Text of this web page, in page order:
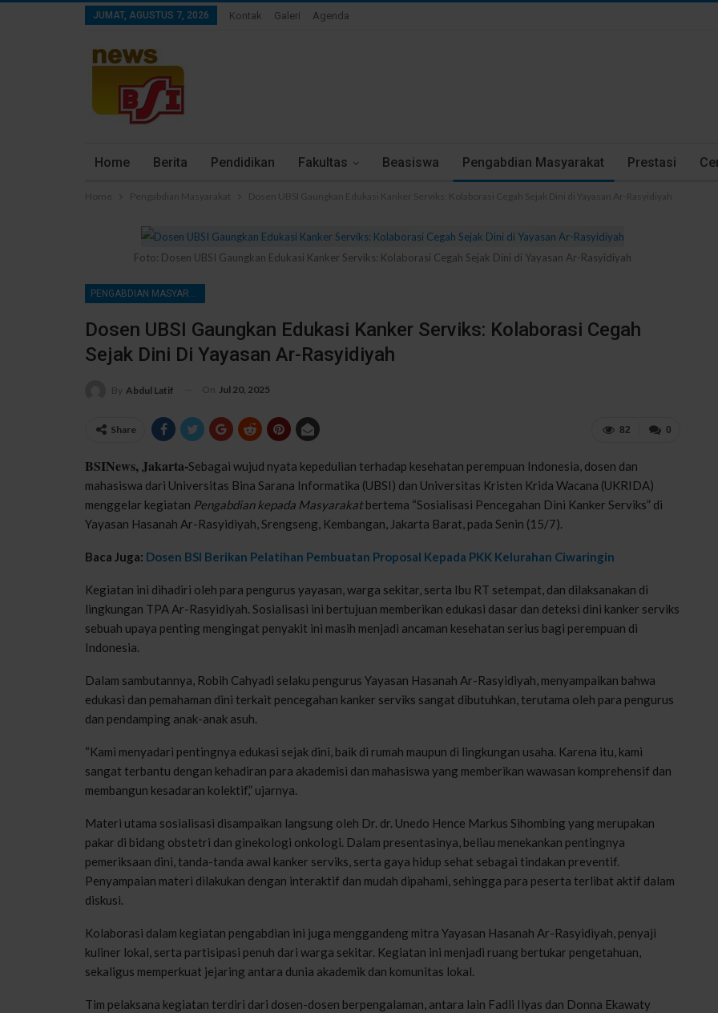
JUMAT, AGUSTUS 7, 2026 Kontak Galeri Agenda
Home Berita Pendidikan Fakultas Beasiswa Pengabdian Masyarakat Prestasi
Home Pengabdian Masyarakat Dosen UBSI Gaungkan Edukasi Kanker Serviks: Kolaborasi Cegah Sejak Dini di Yayasan Ar-Rasyidiyah
Foto: Dosen UBSI Gaungkan Edukasi Kanker Serviks: Kolaborasi Cegah Sejak Dini di Yayasan Ar-Rasyidiyah
Dosen UBSI Gaungkan Edukasi Kanker Serviks: Kolaborasi Cegah
Sejak Dini Di Yayasan Ar-Rasyidiyah
By Abdul Latif On Jul 20, 2025
0
82
Share
BSINews, Jakarta-Sebagai wujud nyata kepedulian terhadap kesehatan perempuan Indonesia, dosen dan
mahasiswa dari Universitas Bina Sarana Informatika (UBSI) dan Universitas Kristen Krida Wacana (UKRIDA)
menggelar kegiatan Pengabdian kepada Masyarakat bertema “Sosialisasi Pencegahan Dini Kanker Serviks” di
Yayasan Hasanah Ar-Rasyidiyah, Srengseng, Kembangan, Jakarta Barat, pada Senin (15/7).
Baca Juga: Dosen BSI Berikan Pelatihan Pembuatan Proposal Kepada PKK Kelurahan Ciwaringin
Kegiatan ini dihadiri oleh para pengurus yayasan, warga sekitar, serta Ibu RT setempat, dan dilaksanakan di
lingkungan TPA Ar-Rasyidiyah. Sosialisasi ini bertujuan memberikan edukasi dasar dan deteksi dini kanker serviks
sebuah upaya penting mengingat penyakit ini masih menjadi ancaman kesehatan serius bagi perempuan di
Indonesia.
Dalam sambutannya, Robih Cahyadi selaku pengurus Yayasan Hasanah Ar-Rasyidiyah, menyampaikan bahwa
edukasi dan pemahaman dini terkait pencegahan kanker serviks sangat dibutuhkan, terutama oleh para pengurus
dan pendamping anak-anak asuh.
“Kami menyadari pentingnya edukasi sejak dini, baik di rumah maupun di lingkungan usaha. Karena itu, kami
sangat terbantu dengan kehadiran para akademisi dan mahasiswa yang memberikan wawasan komprehensif dan
membangun kesadaran kolektif,” ujarnya.
Materi utama sosialisasi disampaikan langsung oleh Dr. dr. Unedo Hence Markus Sihombing yang merupakan
pakar di bidang obstetri dan ginekologi onkologi. Dalam presentasinya, beliau menekankan pentingnya
pemeriksaan dini, tanda-tanda awal kanker serviks, serta gaya hidup sehat sebagai tindakan preventif.
Penyampaian materi dilakukan dengan interaktif dan mudah dipahami, sehingga para peserta terlibat aktif dalam
diskusi.
Kolaborasi dalam kegiatan pengabdian ini juga menggandeng mitra Yayasan Hasanah Ar-Rasyidiyah, penyaji
kuliner lokal, serta partisipasi penuh dari warga sekitar. Kegiatan ini menjadi ruang bertukar pengetahuan,
sekaligus memperkuat jejaring antara dunia akademik dan komunitas lokal.
Tim pelaksana kegiatan terdiri dari dosen-dosen berpengalaman, antara lain Fadli Ilyas dan Donna Ekawaty